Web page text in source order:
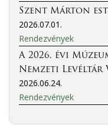
Szent Márton
2026.07.01.
Rendezvények
A 2026. évi
Nemzeti Levéltár
2026.06.24.
Rendezvények